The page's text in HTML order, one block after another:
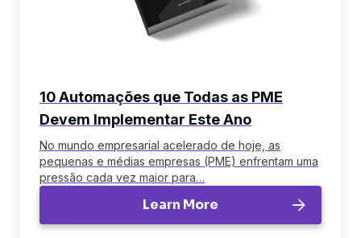
10 Automações que Todas as PME
Devem Implementar Este Ano
No mundo empresarial acelerado de hoje, as
pequenas e médias empresas (PME) enfrentam uma
pressão cada vez maior para…
Learn More